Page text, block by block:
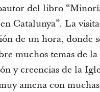
del libro
Catalunya”. La
de un hora, donde
muchos temas de la
y creencias de la
amena con muchas